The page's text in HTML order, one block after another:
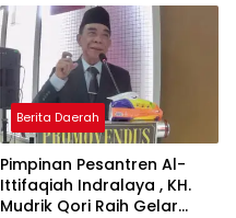
Berita Daerah
Pimpinan Pesantren Al-
Ittifaqiah Indralaya , KH.
Mudrik Qori Raih Gelar